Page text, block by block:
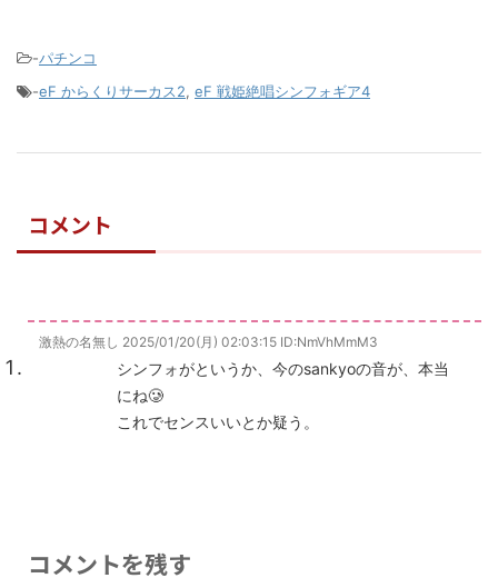
-パチンコ
-eF からくりサーカス2, eF 戦姫絶唱シンフォギア4
コメント
激熱の名無し 2025/01/20(月) 02:03:15 ID:NmVhMmM3
シンフォがというか、今のsankyoの音が、本当
にね🥲
これでセンスいいとか疑う。
コメントを残す